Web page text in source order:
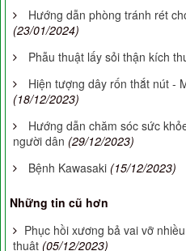
Hướng dẫn phòng tránh rét
(23/01/2024)
Phẫu thuật lấy sỏi thận kích
Hiện tượng dây rốn thắt nút -
(18/12/2023)
Hướng dẫn chăm sóc sức
người dân (29/12/2023)
Bệnh Kawasaki (15/12/2023)
Những tin cũ hơn
Phục hồi xương bả vai vỡ
thuật (05/12/2023)